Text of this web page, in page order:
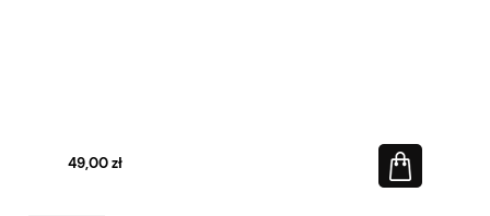
49,00 zł